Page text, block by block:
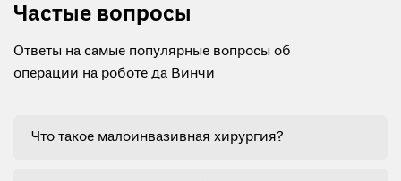
Частые вопросы
Ответы на самые популярные вопросы об
операции на роботе да Винчи
Что такое малоинвазивная хирургия?